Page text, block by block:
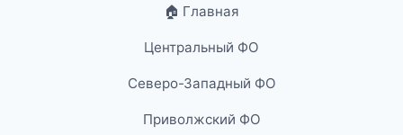
🏠 Главная
Центральный ФО
Северо-Западный ФО
Приволжский ФО